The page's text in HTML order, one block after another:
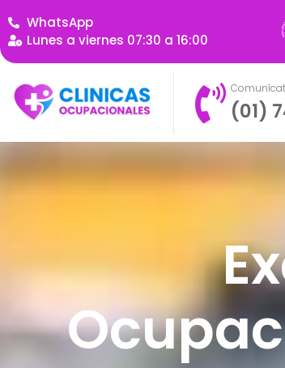
WhatsApp
Lunes a viernes 07:30 a 16:00
(01)